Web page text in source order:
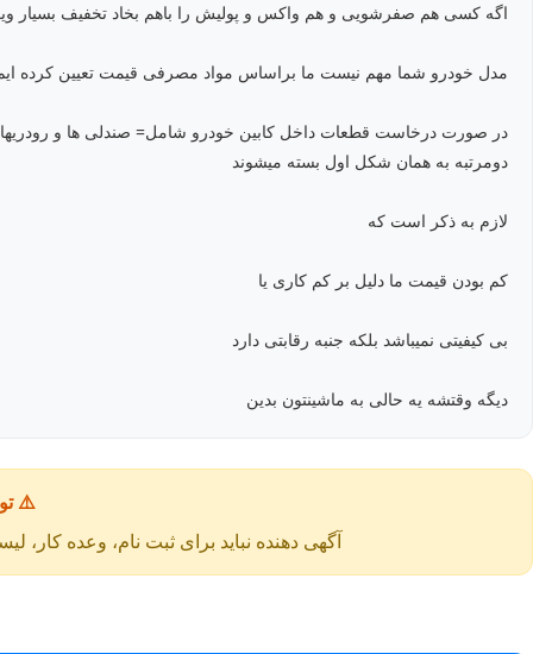
اگه کسی هم صفرشویی و هم واکس و پولیش را باهم بخاد تخفیف بسیار
مدل خودرو شما مهم نیست ما براساس مواد مصرفی قیمت تعیین کرده
در صورت درخاست قطعات داخل کابین خودرو شامل= صندلی ها و
دومرتبه به همان شکل اول بسته میشوند
لازم به ذکر است که
کم بودن قیمت ما دلیل بر کم کاری یا
بی کیفیتی نمیباشد بلکه جنبه رقابتی دارد
دیگه وقتشه یه حالی به ماشینتون بدین
⚠️
آگهی دهنده نباید برای ثبت نام، وعده کار،